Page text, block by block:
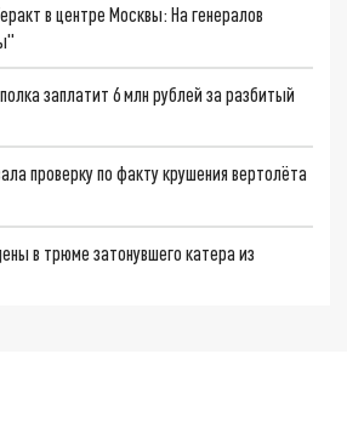
в центре Москвы: На генералов
заплатит 6 млн рублей за разбитый
проверку по факту крушения вертолёта
в трюме затонувшего катера из